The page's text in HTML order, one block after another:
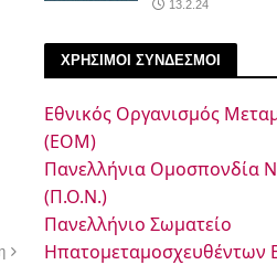
13.2.24
ΧΡΗΣΙΜΟΙ ΣΥΝΔΕΣΜΟΙ
Εθνικός Οργανισμός
(ΕΟΜ)
Πανελλήνια Ομοσπονδία
(Π.Ο.Ν.)
Πανελλήνιο Σωματείο
Ηπατομεταμοσχευθέντων